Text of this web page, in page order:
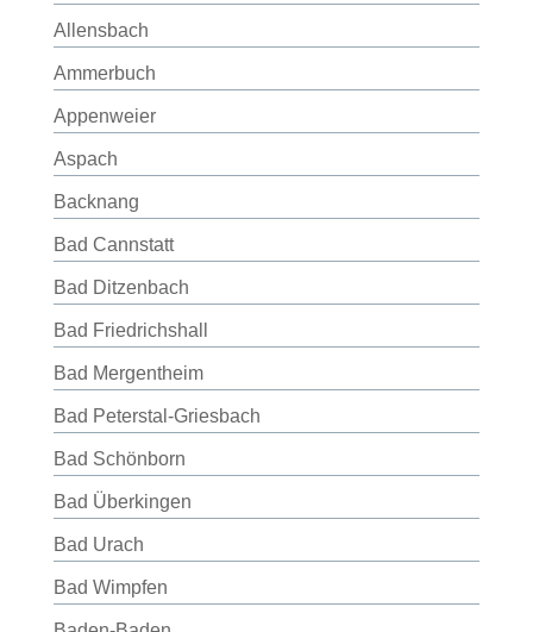
Allensbach
Ammerbuch
Appenweier
Aspach
Backnang
Bad Cannstatt
Bad Ditzenbach
Bad Friedrichshall
Bad Mergentheim
Bad Peterstal-Griesbach
Bad Schönborn
Bad Überkingen
Bad Urach
Bad Wimpfen